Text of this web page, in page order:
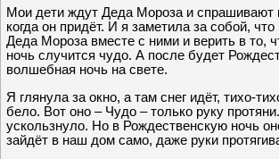
Мои дети ждут Деда Мороза и спрашивают
когда он придёт. И я заметила за собой,
Деда Мороза вместе с ними и верить в то,
ночь случится чудо. А после будет
волшебная ночь на свете.
Я глянула за окно, а там снег идёт, тихо-
бело. Вот оно – Чудо – только руку
ускользнуло. Но в Рождественскую ночь
зайдёт в наш дом само, даже руки